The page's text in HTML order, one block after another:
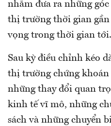
nhằm đưa ra những
thị trường thời gian gần
vọng trong thời gian tới.
Sau kỳ điều chỉnh kéo
thị trường chứng
những thay đổi quan
kinh tế vĩ mô, những
sách và những chuyển